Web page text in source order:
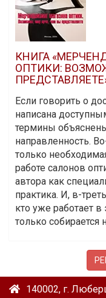
КНИГА
ОПТИКИ:
Если говорить о
написана
термины
направленность.
только
работе салонов
автора как
практика. И, в-
кто уже работает в
только собирается
140002, г.